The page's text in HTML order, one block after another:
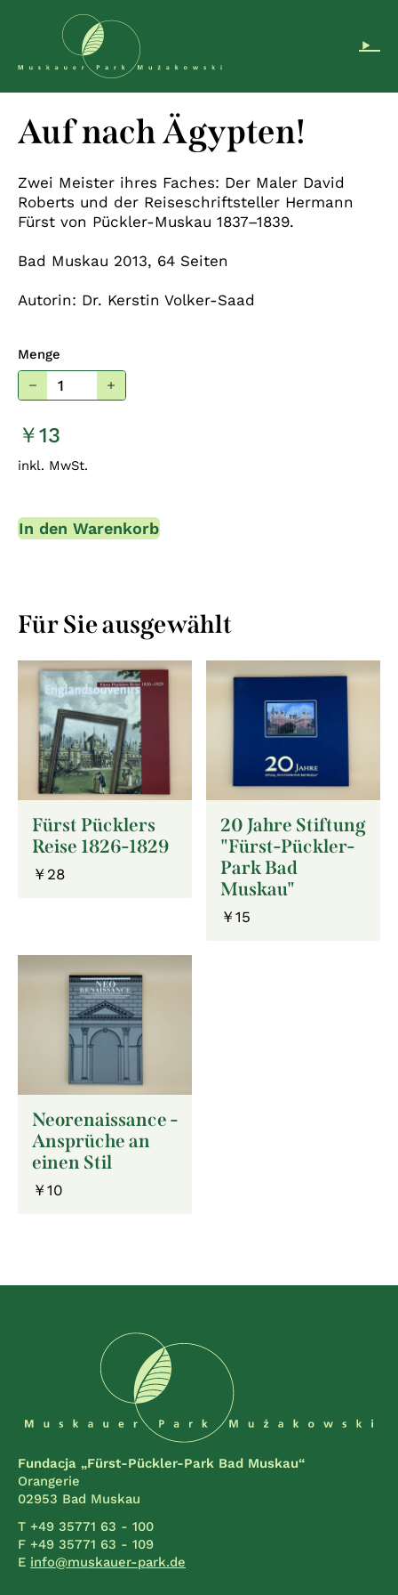
Instagram
Auf nach Ägypten!
Zwei Meister ihres Faches: Der Maler David
Roberts und der Reiseschriftsteller Hermann
Fürst von Pückler-Muskau 1837–1839.
Bad Muskau 2013, 64 Seiten
Autorin: Dr. Kerstin Volker-Saad
Menge
￥13
inkl. MwSt.
In den Warenkorb
Für Sie ausgewählt
Fürst Pücklers
Reise 1826-1829
￥28
20 Jahre Stiftung
"Fürst-Pückler-
Park Bad
Muskau"
￥15
Neorenaissance -
Ansprüche an
einen Stil
￥10
Fundacja „Fürst-Pückler-Park Bad Muskau“
Orangerie
02953 Bad Muskau
T +49 35771 63 - 100
F +49 35771 63 - 109
E info@muskauer-park.de